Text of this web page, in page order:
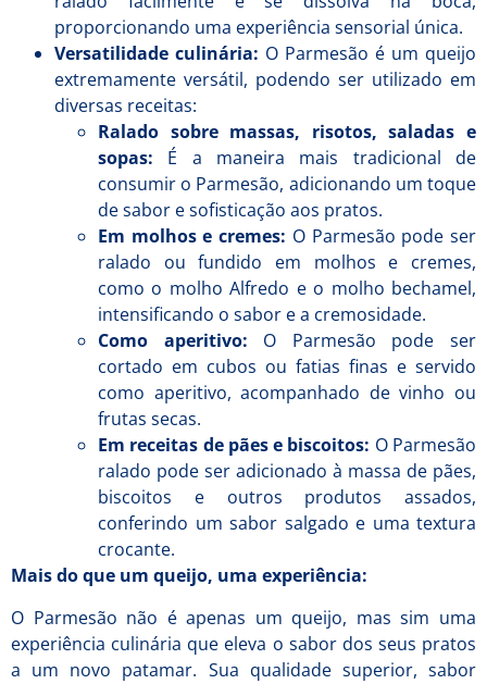
proporcionando uma experiência sensorial única.
Versatilidade culinária: O Parmesão é um queijo
extremamente versátil, podendo ser utilizado em
diversas receitas:
Ralado sobre massas, risotos, saladas e
sopas: É a maneira mais tradicional de
consumir o Parmesão, adicionando um toque
de sabor e sofisticação aos pratos.
Em molhos e cremes: O Parmesão pode ser
ralado ou fundido em molhos e cremes,
como o molho Alfredo e o molho bechamel,
intensificando o sabor e a cremosidade.
Como aperitivo: O Parmesão pode ser
cortado em cubos ou fatias finas e servido
como aperitivo, acompanhado de vinho ou
frutas secas.
Em receitas de pães e biscoitos: O Parmesão
ralado pode ser adicionado à massa de pães,
biscoitos e outros produtos assados,
conferindo um sabor salgado e uma textura
crocante.
Mais do que um queijo, uma experiência:
O Parmesão não é apenas um queijo, mas sim uma
experiência culinária que eleva o sabor dos seus pratos
a um novo patamar. Sua qualidade superior, sabor